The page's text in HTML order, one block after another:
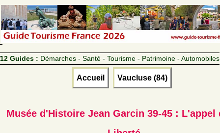
12 Guides : Démarches - Santé - Tourisme - Patrimoine - Automobiles
Accueil Vaucluse (84)
Musée d'Histoire Jean Garcin 39-45 : L'appel